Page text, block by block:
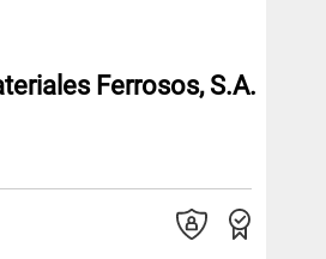
Ferrosos, S.A.